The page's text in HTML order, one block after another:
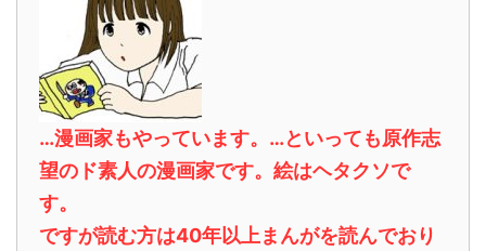
…漫画家もやっています。…といっても原作志
望のド素人の漫画家です。絵はヘタクソで
す。
ですが読む方は40年以上まんがを読んでおり